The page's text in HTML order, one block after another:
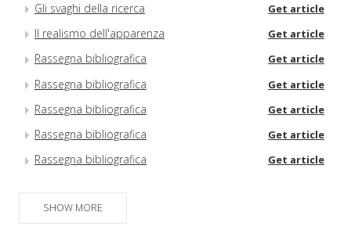
Gli svaghi della ricerca Get article
Il realismo dell'apparenza Get article
Rassegna bibliografica Get article
Rassegna bibliografica Get article
Rassegna bibliografica Get article
Rassegna bibliografica Get article
Rassegna bibliografica Get article
SHOW MORE